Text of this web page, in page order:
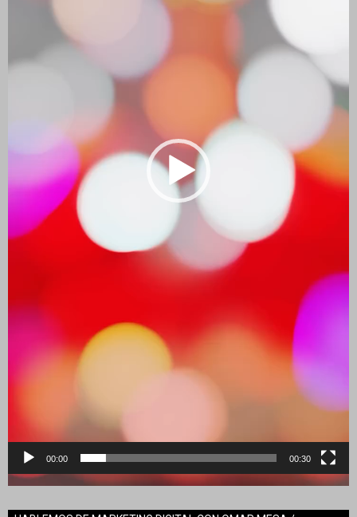
00:00 00:30